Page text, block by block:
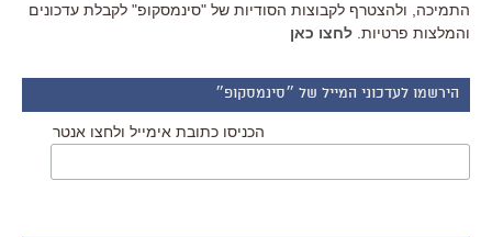
התמיכה, ולהצטרף לקבוצות הסודיות של "סינמסקופ" לקבלת עדכונים
והמלצות פרטיות. לחצו כאן
הירשמו לעדכוני המייל של ״סינמסקופ״
הכניסו כתובת אימייל ולחצו אנטר